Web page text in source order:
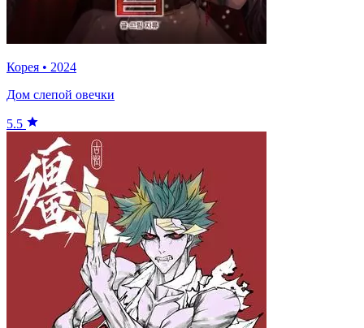
Корея • 2024
Дом слепой овечки
5.5